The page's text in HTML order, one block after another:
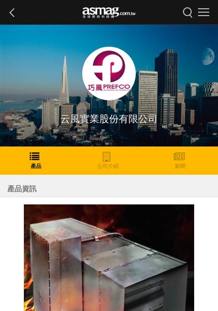
云風實業股份有限公司
產品 公司介紹 新聞
產品資訊